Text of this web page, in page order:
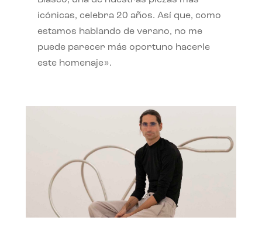
icónicas, celebra 20 años. Así que, como
estamos hablando de verano, no me
puede parecer más oportuno hacerle
este homenaje».